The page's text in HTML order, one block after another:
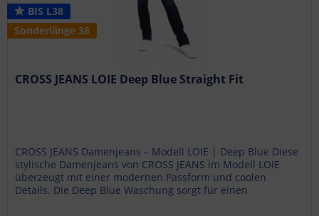
BIS L38
Sonderlänge 38
CROSS JEANS LOIE Deep Blue Straight Fit
CROSS JEANS Damenjeans – Modell LOIE | Deep Blue Diese
stylische Damenjeans von CROSS JEANS im Modell LOIE
überzeugt mit einer modernen Passform und coolen
Details. Die Deep Blue Waschung sorgt für einen